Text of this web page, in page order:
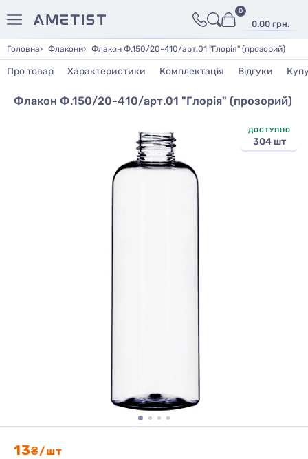
0.00 грн.
0
Головна Флакони Флакон Ф.150/20-410/арт.01 "Глорія" (прозорий)
Про товар Характеристики Комплектація Відгуки
Флакон Ф.150/20-410/арт.01 "Глорія" (прозорий)
ДОСТУПНО
304 шт
13₴/шт